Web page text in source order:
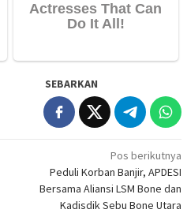
SEBARKAN
Pos berikutnya
Peduli Korban Banjir, APDESI
Bersama Aliansi LSM Bone dan
Kadisdik Sebu Bone Utara